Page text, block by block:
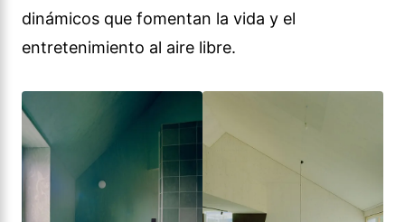
dinámicos que fomentan la vida y el
entretenimiento al aire libre.